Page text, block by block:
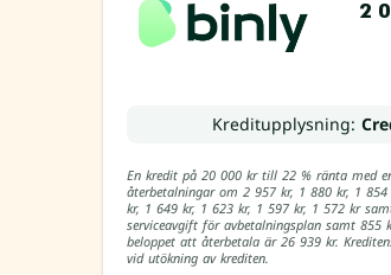
2
Kreditupplysning:
En kredit på 20 000 kr till 22 % ränta med
återbetalningar om 2 957 kr, 1 880 kr, 1
kr, 1 649 kr, 1 623 kr, 1 597 kr, 1 572 kr
serviceavgift för avbetalningsplan samt
beloppet att återbetala är 26 939 kr.
vid utökning av krediten.